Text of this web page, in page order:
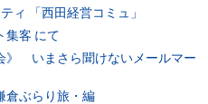
「西田経営コミュ」
客 にて
いまさら聞けないメールマー
ぶらり旅・編